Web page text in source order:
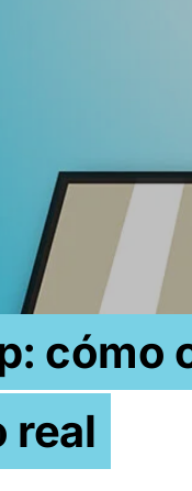
cómo
real